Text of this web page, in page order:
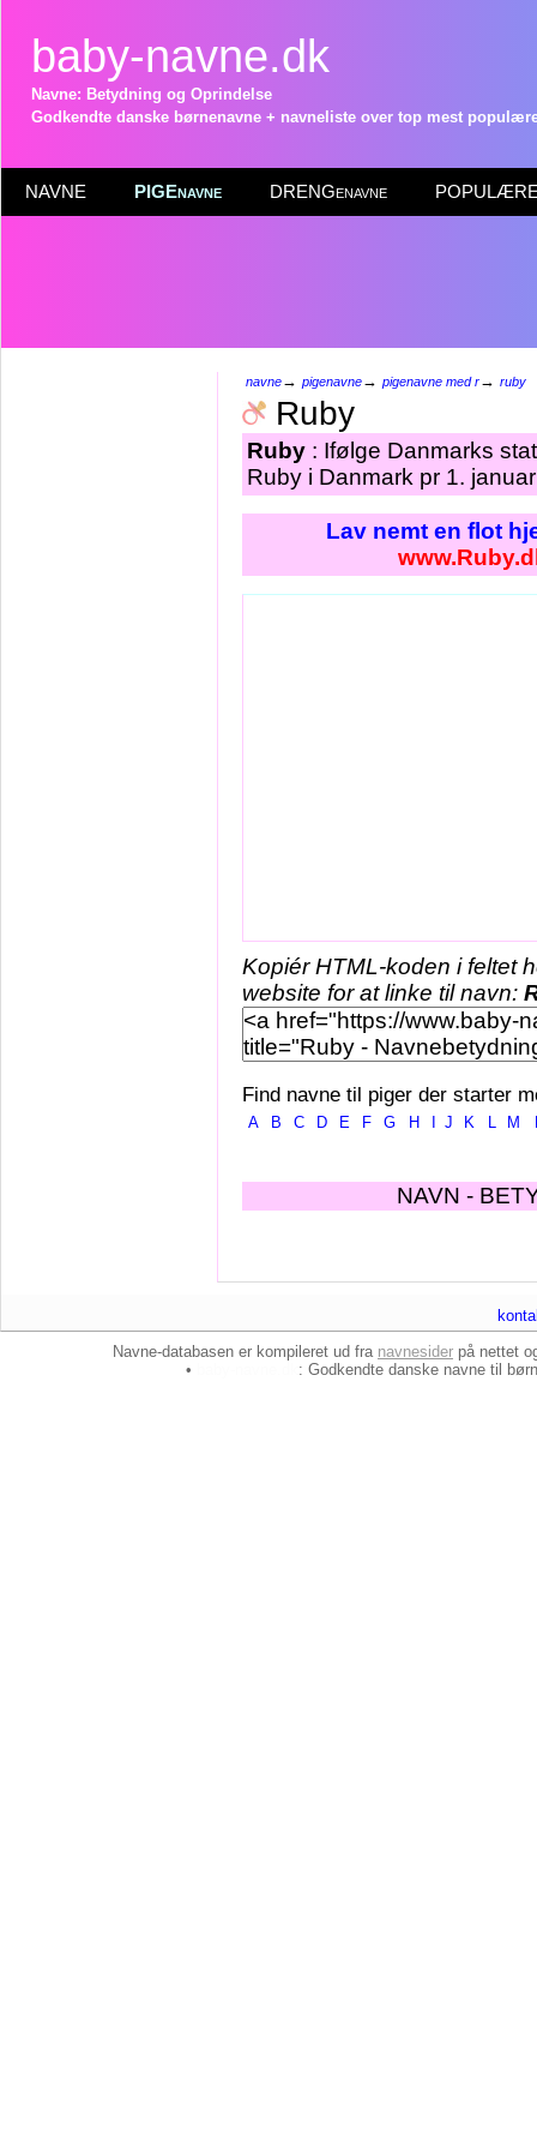
baby-navne.dk
Navne: Betydning og Oprindelse
Godkendte danske børnenavne + navneliste over top mest
NAVNE PIGEnavne DRENGenavne POPULÆRE
navne→ pigenavne→ pigenavne med r→ ruby
Ruby
Ruby : Ifølge Danmarks
Ruby i Danmark pr 1.
Lav nemt en flot
Kopiér HTML-koden i feltet
website for at linke til navn:
Find navne til piger der starter
A B C D E F G H J K L M
NAVN -
Navne-databasen er kompileret ud fra navnesider på nettet
•
: Godkendte danske navne til børn